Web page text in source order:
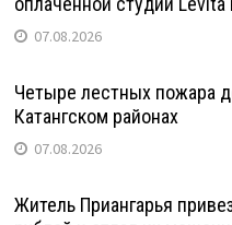
07.08.2026
Четыре лестных пожара
Катангском районах
07.08.2026
Житель Приангарья